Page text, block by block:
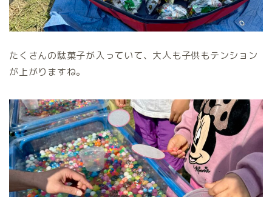
たくさんの駄菓子が入っていて、大人も子供もテンション
が上がりますね。